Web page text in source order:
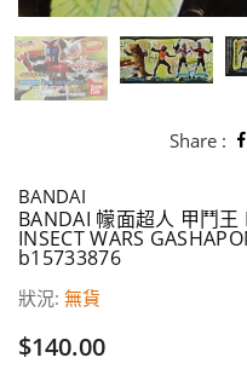
Share :
BANDAI
BANDAI 幪面超人 甲鬥王
INSECT WARS
b15733876
狀況: 無貨
價
$140.00